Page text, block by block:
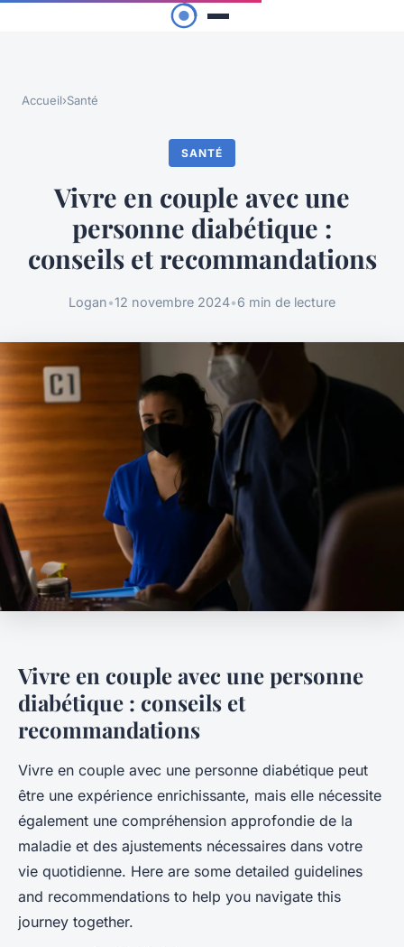
Accueil›Santé
SANTÉ
Vivre en couple avec une
personne diabétique :
conseils et recommandations
Logan•12 novembre 2024•6 min de lecture
Vivre en couple avec une personne
diabétique : conseils et
recommandations
Vivre en couple avec une personne diabétique peut
être une expérience enrichissante, mais elle nécessite
également une compréhension approfondie de la
maladie et des ajustements nécessaires dans votre
vie quotidienne. Here are some detailed guidelines
and recommendations to help you navigate this
journey together.